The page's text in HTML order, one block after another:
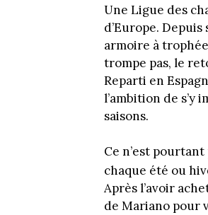
Une Ligue des
d’Europe. Depuis
armoire à
trompe pas, le
Reparti en
l’ambition de s’y
saisons.
Ce n’est pourtant
chaque été ou
Après l’avoir
de Mariano pour